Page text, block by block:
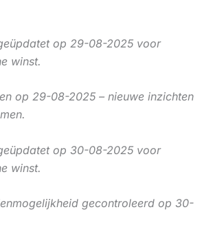
op 29-08-2025 voor
winst.
op 29-08-2025 – nieuwe inzichten
op 30-08-2025 voor
winst.
gecontroleerd op 30-